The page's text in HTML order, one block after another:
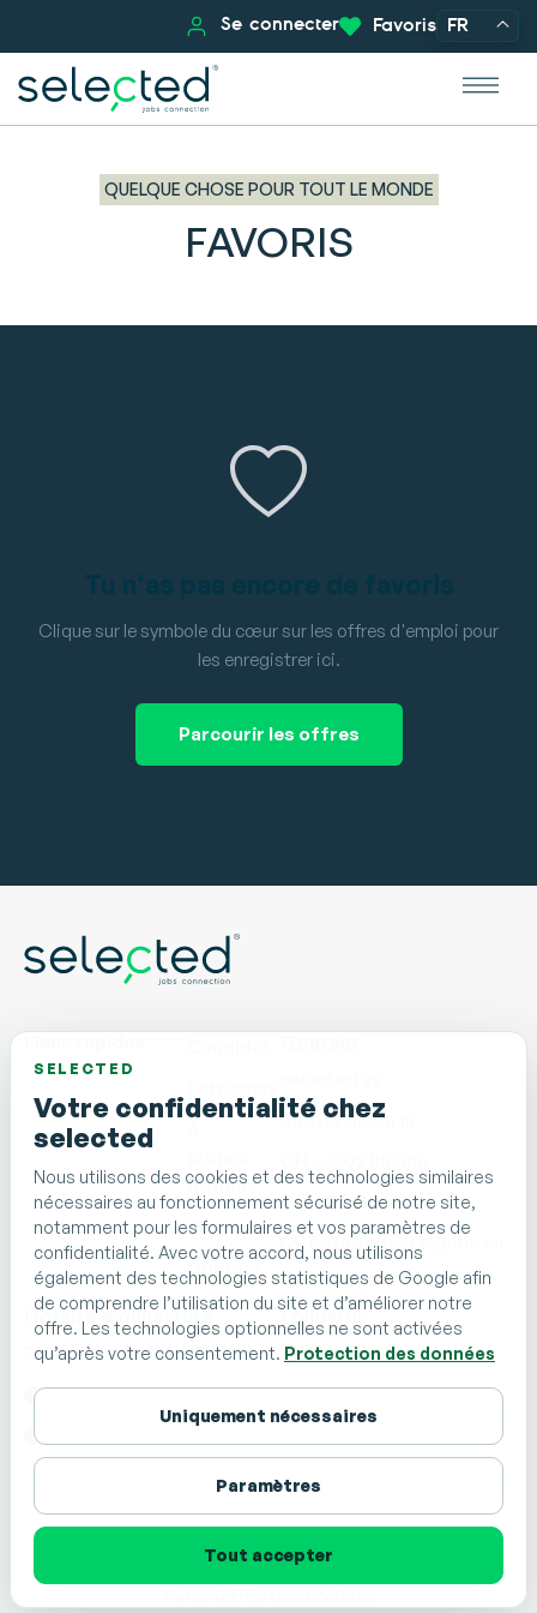
Se connecter Favoris FR
QUELQUE CHOSE POUR TOUT LE MONDE
FAVORIS
Tu n'as pas encore de favoris
Clique sur le symbole du cœur sur les offres d'emploi pour
les enregistrer ici.
Parcourir les offres
de nous
Blog
Contact
Rue de Nidau 15
Tél. 032 510 01 01
info@selectedjobs.ch
Horaire d'ouverture
Du lundi au vendredi
08:00 – 12:00
Follow us
LinkedIn
Facebook
Tous droits réservés à selected 2026®
Mentions légales Protection des données
SELECTED
Votre confidentialité chez
selected
Nous utilisons des cookies et des technologies similaires
nécessaires au fonctionnement sécurisé de notre site,
notamment pour les formulaires et vos paramètres de
confidentialité. Avec votre accord, nous utilisons
également des technologies statistiques de Google afin
de comprendre l’utilisation du site et d’améliorer notre
offre. Les technologies optionnelles ne sont activées
qu’après votre consentement. Protection des données
Uniquement nécessaires
Paramètres
Tout accepter